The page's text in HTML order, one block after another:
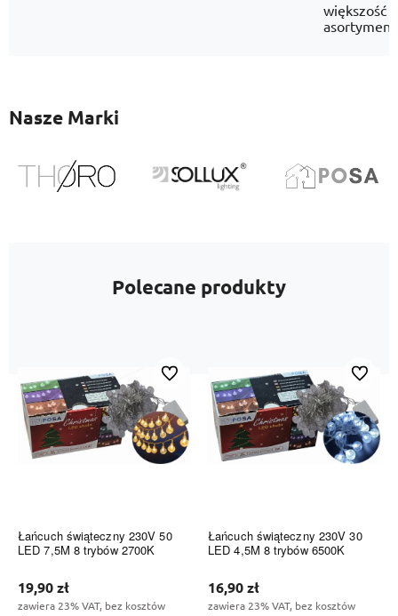
większość
Nasze Marki
Polecane produkty
Łańcuch świąteczny 230V 50
LED 7,5M 8 trybów 2700K
19,90 zł
zawiera 23% VAT, bez kosztów
Do ulubionych
Łańcuch świąteczny 230V 30
LED 4,5M 8 trybów 6500K
16,90 zł
zawiera 23% VAT, bez kosztów
Do